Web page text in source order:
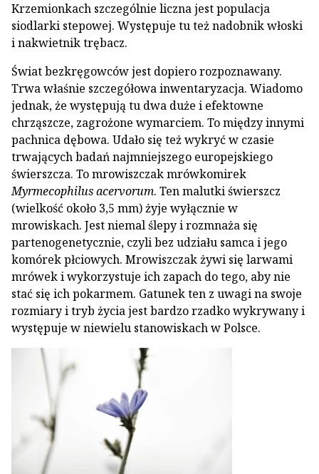
Krzemionkach szczególnie liczna jest populacja
siodlarki stepowej. Występuje tu też nadobnik włoski
i nakwietnik trębacz.
Świat bezkręgowców jest dopiero rozpoznawany.
Trwa właśnie szczegółowa inwentaryzacja. Wiadomo
jednak, że występują tu dwa duże i efektowne
chrząszcze, zagrożone wymarciem. To między innymi
pachnica dębowa. Udało się też wykryć w czasie
trwających badań najmniejszego europejskiego
świerszcza. To mrowiszczak mrówkomirek
Myrmecophilus acervorum. Ten malutki świerszcz
(wielkość około 3,5 mm) żyje wyłącznie w
mrowiskach. Jest niemal ślepy i rozmnaża się
partenogenetycznie, czyli bez udziału samca i jego
komórek płciowych. Mrowiszczak żywi się larwami
mrówek i wykorzystuje ich zapach do tego, aby nie
stać się ich pokarmem. Gatunek ten z uwagi na swoje
rozmiary i tryb życia jest bardzo rzadko wykrywany i
występuje w niewielu stanowiskach w Polsce.